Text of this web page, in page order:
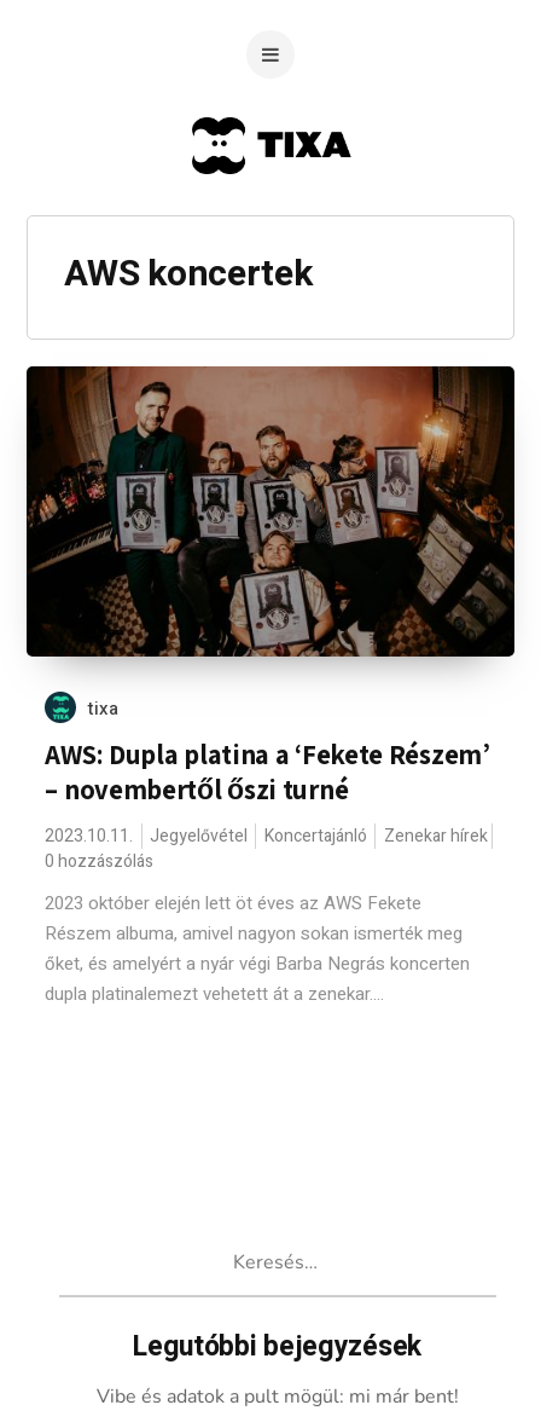
AWS koncertek
tixa
AWS: Dupla platina a ‘Fekete Részem’
– novembertől őszi turné
2023.10.11. Jegyelővétel Koncertajánló
Zenekar hírek
0 hozzászólás
2023 október elején lett öt éves az AWS Fekete
Részem albuma, amivel nagyon sokan ismerték meg
őket, és amelyért a nyár végi Barba Negrás koncerten
dupla platinalemezt vehetett át a zenekar....
Legutóbbi bejegyzések
Vibe és adatok a pult mögül: mi már bent!